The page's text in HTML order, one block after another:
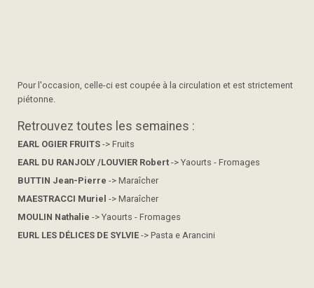
Pour l'occasion, celle-ci est coupée à la circulation et est strictement
piétonne.
Retrouvez toutes les semaines :
EARL OGIER FRUITS -> Fruits
EARL DU RANJOLY /LOUVIER Robert -> Yaourts - Fromages
BUTTIN Jean-Pierre -> Maraîcher
MAESTRACCI Muriel -> Maraîcher
MOULIN Nathalie -> Yaourts - Fromages
EURL LES DÉLICES DE SYLVIE -> Pasta e Arancini